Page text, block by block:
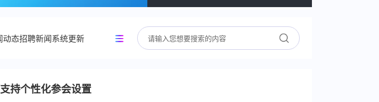
动态招聘新闻系统更新
持个性化参会设置